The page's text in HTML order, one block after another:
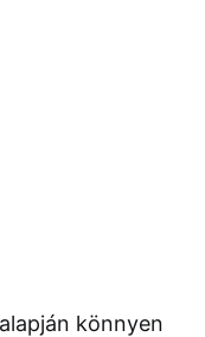
könnyen